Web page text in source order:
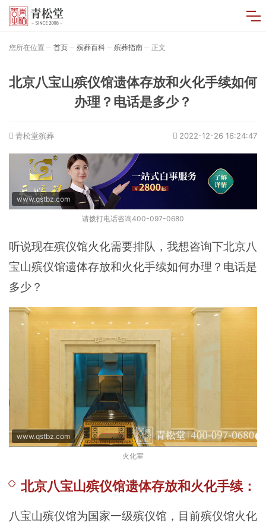
您所在位置 首页 殡葬百科 殡葬指南 正文
北京八宝山殡仪馆遗体存放和火化手续如何
办理？电话是多少？
青松堂殡葬 2022-12-26 16:24:47
请拨打电话咨询400-097-0680
www.qstbz.com
听说现在殡仪馆火化需要排队，我想咨询下北京八
宝山殡仪馆遗体存放和火化手续如何办理？电话是
多少？
火化室
www.qstbz.com
北京八宝山殡仪馆遗体存放和火化手续：
八宝山殡仪馆为国家一级殡仪馆，目前殡仪馆火化